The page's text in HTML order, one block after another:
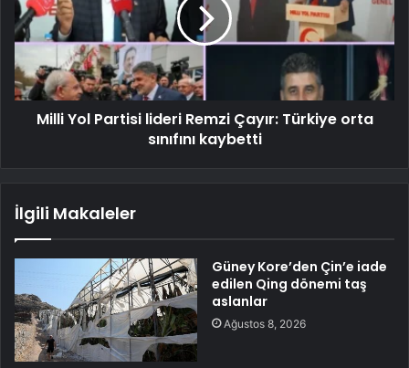
Milli Yol Partisi lideri Remzi Çayır: Türkiye orta
sınıfını kaybetti
İlgili Makaleler
Güney Kore’den Çin’e iade
edilen Qing dönemi taş
aslanlar
Ağustos 8, 2026